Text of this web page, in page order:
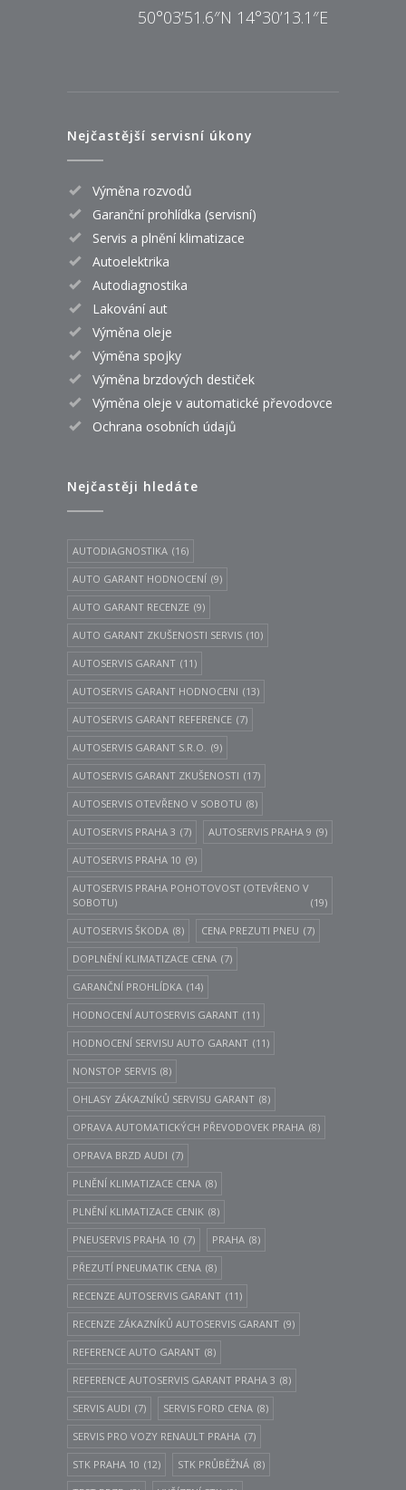
50°03’51.6″N 14°30’13.1″E
Nejčastější servisní úkony
Výměna rozvodů
Garanční prohlídka (servisní)
Servis a plnění klimatizace
Autoelektrika
Autodiagnostika
Lakování aut
Výměna oleje
Výměna spojky
Výměna brzdových destiček
Výměna oleje v automatické převodovce
Ochrana osobních údajů
Nejčastěji hledáte
AUTODIAGNOSTIKA (16)
AUTO GARANT HODNOCENÍ (9)
AUTO GARANT RECENZE (9)
AUTO GARANT ZKUŠENOSTI SERVIS (10)
AUTOSERVIS GARANT (11)
AUTOSERVIS GARANT HODNOCENI (13)
AUTOSERVIS GARANT REFERENCE (7)
AUTOSERVIS GARANT S.R.O. (9)
AUTOSERVIS GARANT ZKUŠENOSTI (17)
AUTOSERVIS OTEVŘENO V SOBOTU (8)
AUTOSERVIS PRAHA 3 (7) AUTOSERVIS PRAHA 9 (9)
AUTOSERVIS PRAHA 10 (9)
AUTOSERVIS PRAHA POHOTOVOST (OTEVŘENO V
SOBOTU)
(19)
AUTOSERVIS ŠKODA (8) CENA PREZUTI PNEU (7)
DOPLNĚNÍ KLIMATIZACE CENA (7)
GARANČNÍ PROHLÍDKA (14)
HODNOCENÍ AUTOSERVIS GARANT (11)
HODNOCENÍ SERVISU AUTO GARANT (11)
NONSTOP SERVIS (8)
OHLASY ZÁKAZNÍKŮ SERVISU GARANT (8)
OPRAVA AUTOMATICKÝCH PŘEVODOVEK PRAHA (8)
OPRAVA BRZD AUDI (7)
PLNĚNÍ KLIMATIZACE CENA (8)
PLNĚNÍ KLIMATIZACE CENIK (8)
PNEUSERVIS PRAHA 10 (7) PRAHA (8)
PŘEZUTÍ PNEUMATIK CENA (8)
RECENZE AUTOSERVIS GARANT (11)
RECENZE ZÁKAZNÍKŮ AUTOSERVIS GARANT (9)
REFERENCE AUTO GARANT (8)
REFERENCE AUTOSERVIS GARANT PRAHA 3 (8)
SERVIS AUDI (7) SERVIS FORD CENA (8)
SERVIS PRO VOZY RENAULT PRAHA (7)
STK PRAHA 10 (12) STK PRŮBĚŽNÁ (8)